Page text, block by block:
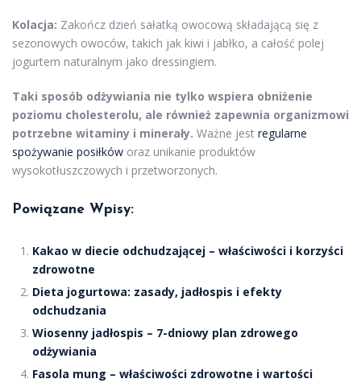
Kolacja: Zakończ dzień sałatką owocową składającą się z
sezonowych owoców, takich jak kiwi i jabłko, a całość polej
jogurtem naturalnym jako dressingiem.
Taki sposób odżywiania nie tylko wspiera obniżenie
poziomu cholesterolu, ale również zapewnia organizmowi
potrzebne witaminy i minerały. Ważne jest regularne
spożywanie posiłków oraz unikanie produktów
wysokotłuszczowych i przetworzonych.
Powiązane Wpisy:
Kakao w diecie odchudzającej – właściwości i korzyści
zdrowotne
Dieta jogurtowa: zasady, jadłospis i efekty
odchudzania
Wiosenny jadłospis – 7-dniowy plan zdrowego
odżywiania
Fasola mung – właściwości zdrowotne i wartości